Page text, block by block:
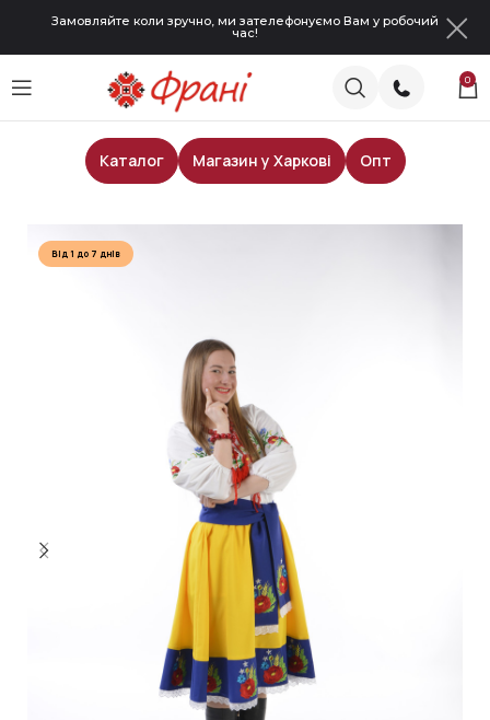
Замовляйте коли зручно, ми зателефонуємо Вам у робочий
час!
0
Каталог Магазин у Харкові
Опт
Сценічні костюми
Від 1 до 7 днів